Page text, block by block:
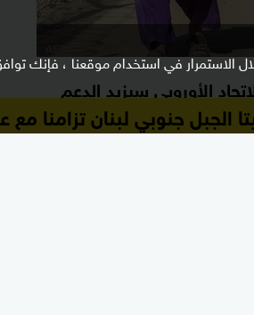
في استخدام موقعنا ، فإنك
الأوروبي سيزيد الدعم
الجبل جنوبي لبنان تزامنا